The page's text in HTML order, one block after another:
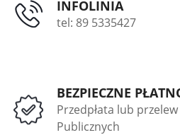
INFOLINIA
tel: 89 5335427
BEZPIECZNE
Przedpłata lub
Publicznych